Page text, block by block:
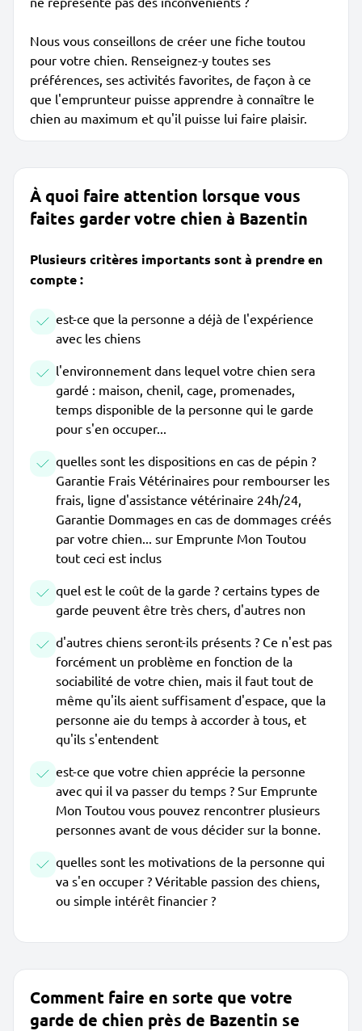
Nous vous conseillons de créer une fiche toutou
pour votre chien. Renseignez-y toutes ses
préférences, ses activités favorites, de façon à ce
que l'emprunteur puisse apprendre à connaître le
chien au maximum et qu'il puisse lui faire plaisir.
À quoi faire attention lorsque vous
faites garder votre chien à Bazentin
Plusieurs critères importants sont à prendre en
compte :
est-ce que la personne a déjà de l'expérience
avec les chiens
l'environnement dans lequel votre chien sera
gardé : maison, chenil, cage, promenades,
temps disponible de la personne qui le garde
pour s'en occuper...
quelles sont les dispositions en cas de pépin ?
Garantie Frais Vétérinaires pour rembourser les
frais, ligne d'assistance vétérinaire 24h/24,
Garantie Dommages en cas de dommages créés
par votre chien... sur Emprunte Mon Toutou
tout ceci est inclus
quel est le coût de la garde ? certains types de
garde peuvent être très chers, d'autres non
d'autres chiens seront-ils présents ? Ce n'est pas
forcément un problème en fonction de la
sociabilité de votre chien, mais il faut tout de
même qu'ils aient suffisament d'espace, que la
personne aie du temps à accorder à tous, et
qu'ils s'entendent
est-ce que votre chien apprécie la personne
avec qui il va passer du temps ? Sur Emprunte
Mon Toutou vous pouvez rencontrer plusieurs
personnes avant de vous décider sur la bonne.
quelles sont les motivations de la personne qui
va s'en occuper ? Véritable passion des chiens,
ou simple intérêt financier ?
Comment faire en sorte que votre
garde de chien près de Bazentin se